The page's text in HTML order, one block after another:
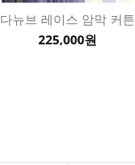
다뉴브 레이스 암막 커튼
225,000원